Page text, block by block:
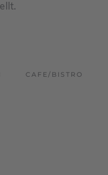
CAFE/BISTRO